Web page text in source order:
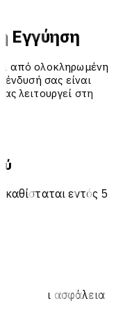
Εγγύηση
από ολοκληρωμένη
σας είναι
λειτουργεί στη
εντός 5
και ασφάλεια